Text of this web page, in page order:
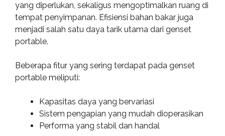
yang diperlukan, sekaligus mengoptimalkan ruang di
tempat penyimpanan. Efisiensi bahan bakar juga
menjadi salah satu daya tarik utama dari genset
portable.
Beberapa fitur yang sering terdapat pada genset
portable meliputi:
Kapasitas daya yang bervariasi
Sistem pengapian yang mudah dioperasikan
Performa yang stabil dan handal